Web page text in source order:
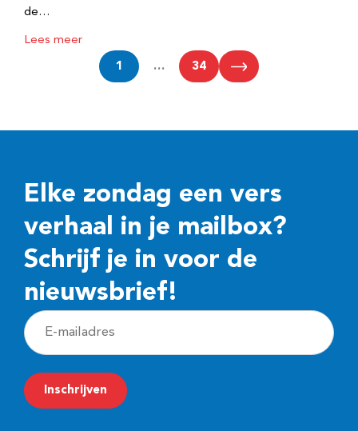
de…
Lees meer
1 … 34
Elke zondag een vers
verhaal in je mailbox?
Schrijf je in voor de
nieuwsbrief!
E
-
m
a
Inschrijven